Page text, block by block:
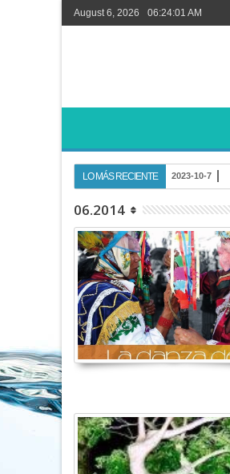
August 6, 2026 06:24:01 AM
LO MÁS RECIENTE 2023-10-7
06.2014